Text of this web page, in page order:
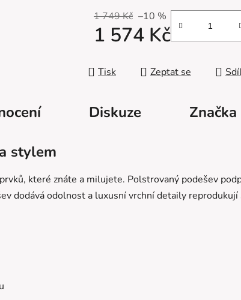
1 749 Kč –10 %
1 574 Kč
Tisk Zeptat se
Diskuze Značka
stylem
které znáte a milujete. Polstrovaný podešev
dodává odolnost a luxusní vrchní detaily